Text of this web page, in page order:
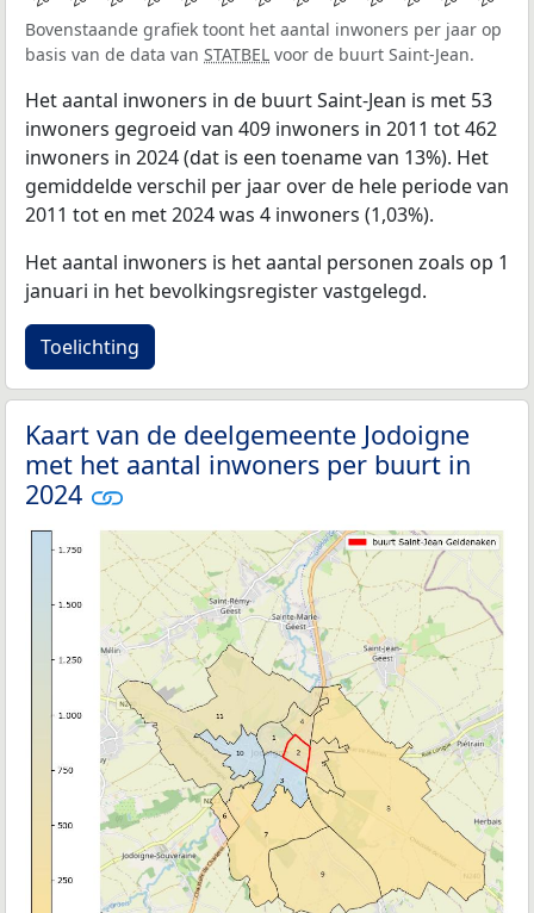
Bovenstaande grafiek toont het aantal inwoners per jaar op
basis van de data van STATBEL voor de buurt Saint-Jean.
Het aantal inwoners in de buurt Saint-Jean is met 53
inwoners gegroeid van 409 inwoners in 2011 tot 462
inwoners in 2024 (dat is een toename van 13%). Het
gemiddelde verschil per jaar over de hele periode van
2011 tot en met 2024 was 4 inwoners (1,03%).
Het aantal inwoners is het aantal personen zoals op 1
januari in het bevolkingsregister vastgelegd.
Toelichting
Kaart van de deelgemeente Jodoigne
met het aantal inwoners per buurt in
2024